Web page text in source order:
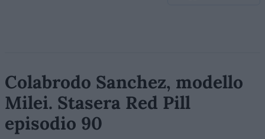
Colabrodo Sanchez, modello
Milei. Stasera Red Pill
episodio 90